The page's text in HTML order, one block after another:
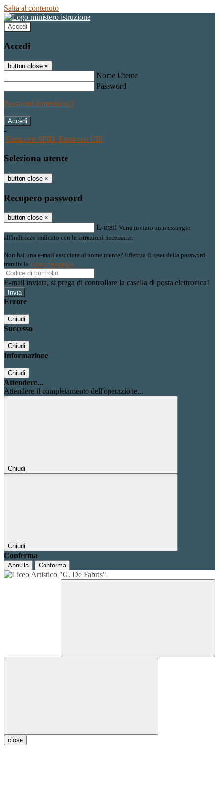
Salta al contenuto
Accedi
Accedi
button close ×
Nome Utente
Password
Password dimenticata?
-
Entra con SPID Entra con CIE
Seleziona utente
button close ×
Recupero password
button close ×
E-mail Verrà inviato un messaggio
all'indirizzo indicato con le istruzioni necessarie.
Non hai una e-mail associata al nome utente? Effettua il reset della password
tramite la Login Spaggiari
E-mail inviata, si prega di controllare la casella di posta elettronica!
Errore
Chiudi
Successo
Chiudi
Informazione
Chiudi
Attendere...
Attendere il completamento dell'operazione...
Chiudi
Chiudi
Conferma
Annulla Conferma
close